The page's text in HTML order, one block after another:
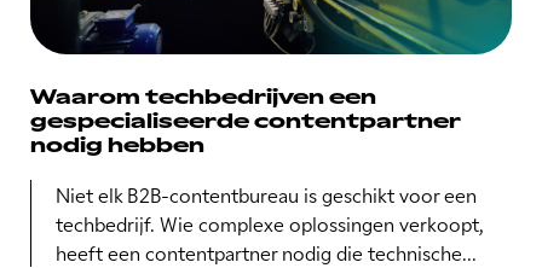
Waarom techbedrijven een
gespecialiseerde contentpartner
nodig hebben
Niet elk B2B-contentbureau is geschikt voor een
techbedrijf. Wie complexe oplossingen verkoopt,
heeft een contentpartner nodig die technische...